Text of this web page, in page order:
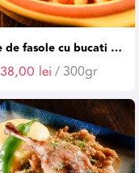
Iahnie de fasole cu bucati de ciolan afumat
38,00 lei / 300gr